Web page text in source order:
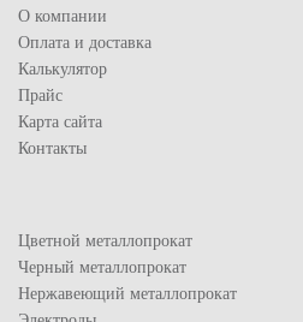
О компании
Оплата и доставка
Калькулятор
Прайс
Карта сайта
Контакты
Цветной металлопрокат
Черный металлопрокат
Нержавеющий металлопрокат